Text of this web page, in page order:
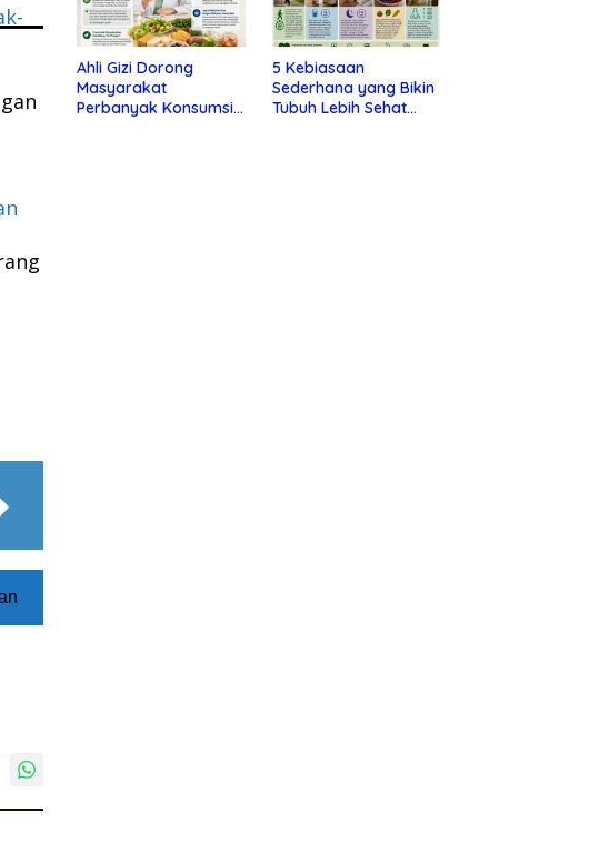
Ahli Gizi Dorong
Masyarakat
Perbanyak Konsumsi
5 Kebiasaan
Sederhana yang Bikin
Tubuh Lebih Sehat